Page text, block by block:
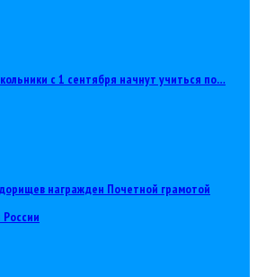
с 1 сентября начнут учиться по…
награжден Почетной грамотой